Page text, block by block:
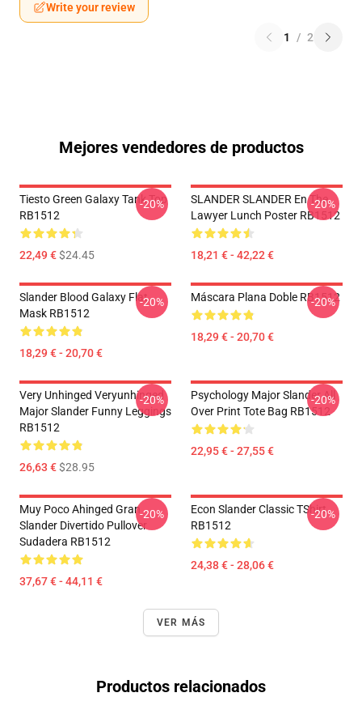
Write your review
1 / 2
Mejores vendedores de productos
Tiesto Green Galaxy Tank Top
RB1512
22,49 €$24.45
-20%
SLANDER SLANDER En The
Lawyer Lunch Poster RB1512
18,21 € - 42,22 €
-20%
Slander Blood Galaxy Flat
Mask RB1512
18,29 € - 20,70 €
-20% Máscara Plana Doble RB1512
18,29 € - 20,70 €
-20%
Very Unhinged Veryunhinged
Major Slander Funny Leggings
RB1512
26,63 €$28.95
-20%
Psychology Major Slander All
Over Print Tote Bag RB1512
22,95 € - 27,55 €
-20%
Muy Poco Ahinged Gran
Slander Divertido Pullover
Sudadera RB1512
37,67 € - 44,11 €
-20%
Econ Slander Classic TShirt
RB1512
24,38 € - 28,06 €
-20%
VER MÁS
Productos relacionados